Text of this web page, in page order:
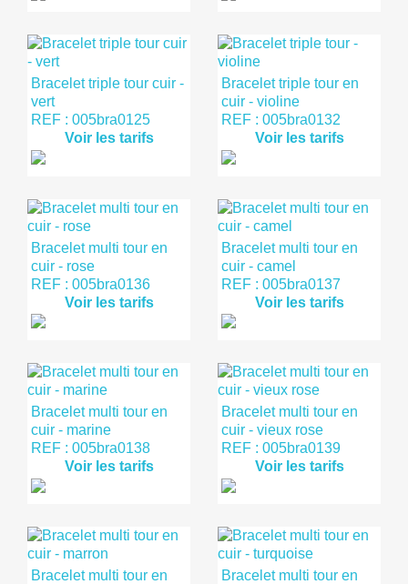
Bracelet triple tour cuir -
vert
REF : 005bra0125
Voir les tarifs
Bracelet triple tour en
cuir - violine
REF : 005bra0132
Voir les tarifs
Bracelet multi tour en
cuir - rose
REF : 005bra0136
Voir les tarifs
Bracelet multi tour en
cuir - camel
REF : 005bra0137
Voir les tarifs
Bracelet multi tour en
cuir - marine
REF : 005bra0138
Voir les tarifs
Bracelet multi tour en
cuir - vieux rose
REF : 005bra0139
Voir les tarifs
Bracelet multi tour en
Bracelet multi tour en